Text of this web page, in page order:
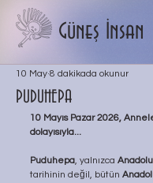
Güneş İnsan
PUDUHEPA
10 May 8 dakikada okunur
10 Mayıs Pazar 2026,
dolayısıyla...
Puduhepa, yalnızca
tarihinin değil, bütün